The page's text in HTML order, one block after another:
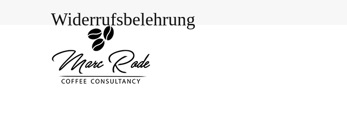
Widerrufsbelehrung